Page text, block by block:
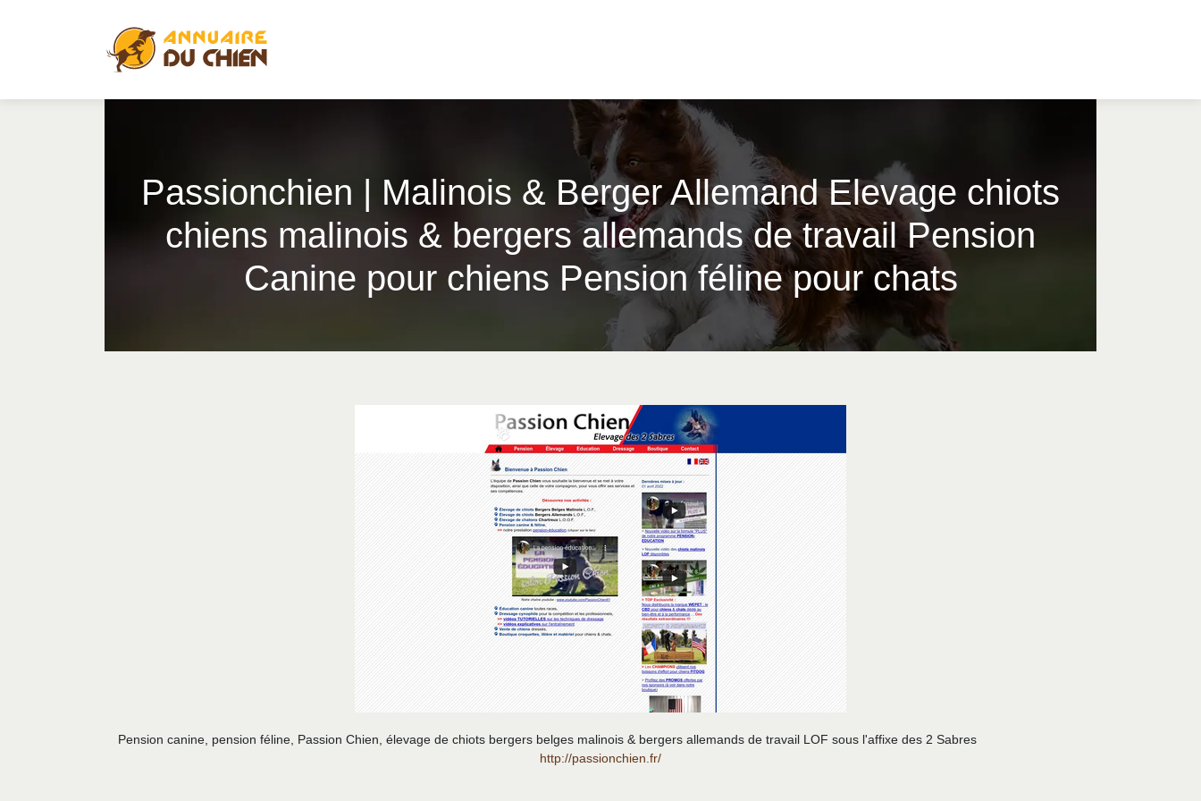
Pas­sionchien | Malinois & Berger Allemand Elevage chiots
chiens malinois & bergers allemands de travail Pension
Canine pour chiens Pension féline pour chats
Pension canine, pension féline, Passion Chien, élevage de chiots bergers belges malinois & bergers allemands de travail LOF sous l'affixe des 2 Sabres
http://passionchien.fr/